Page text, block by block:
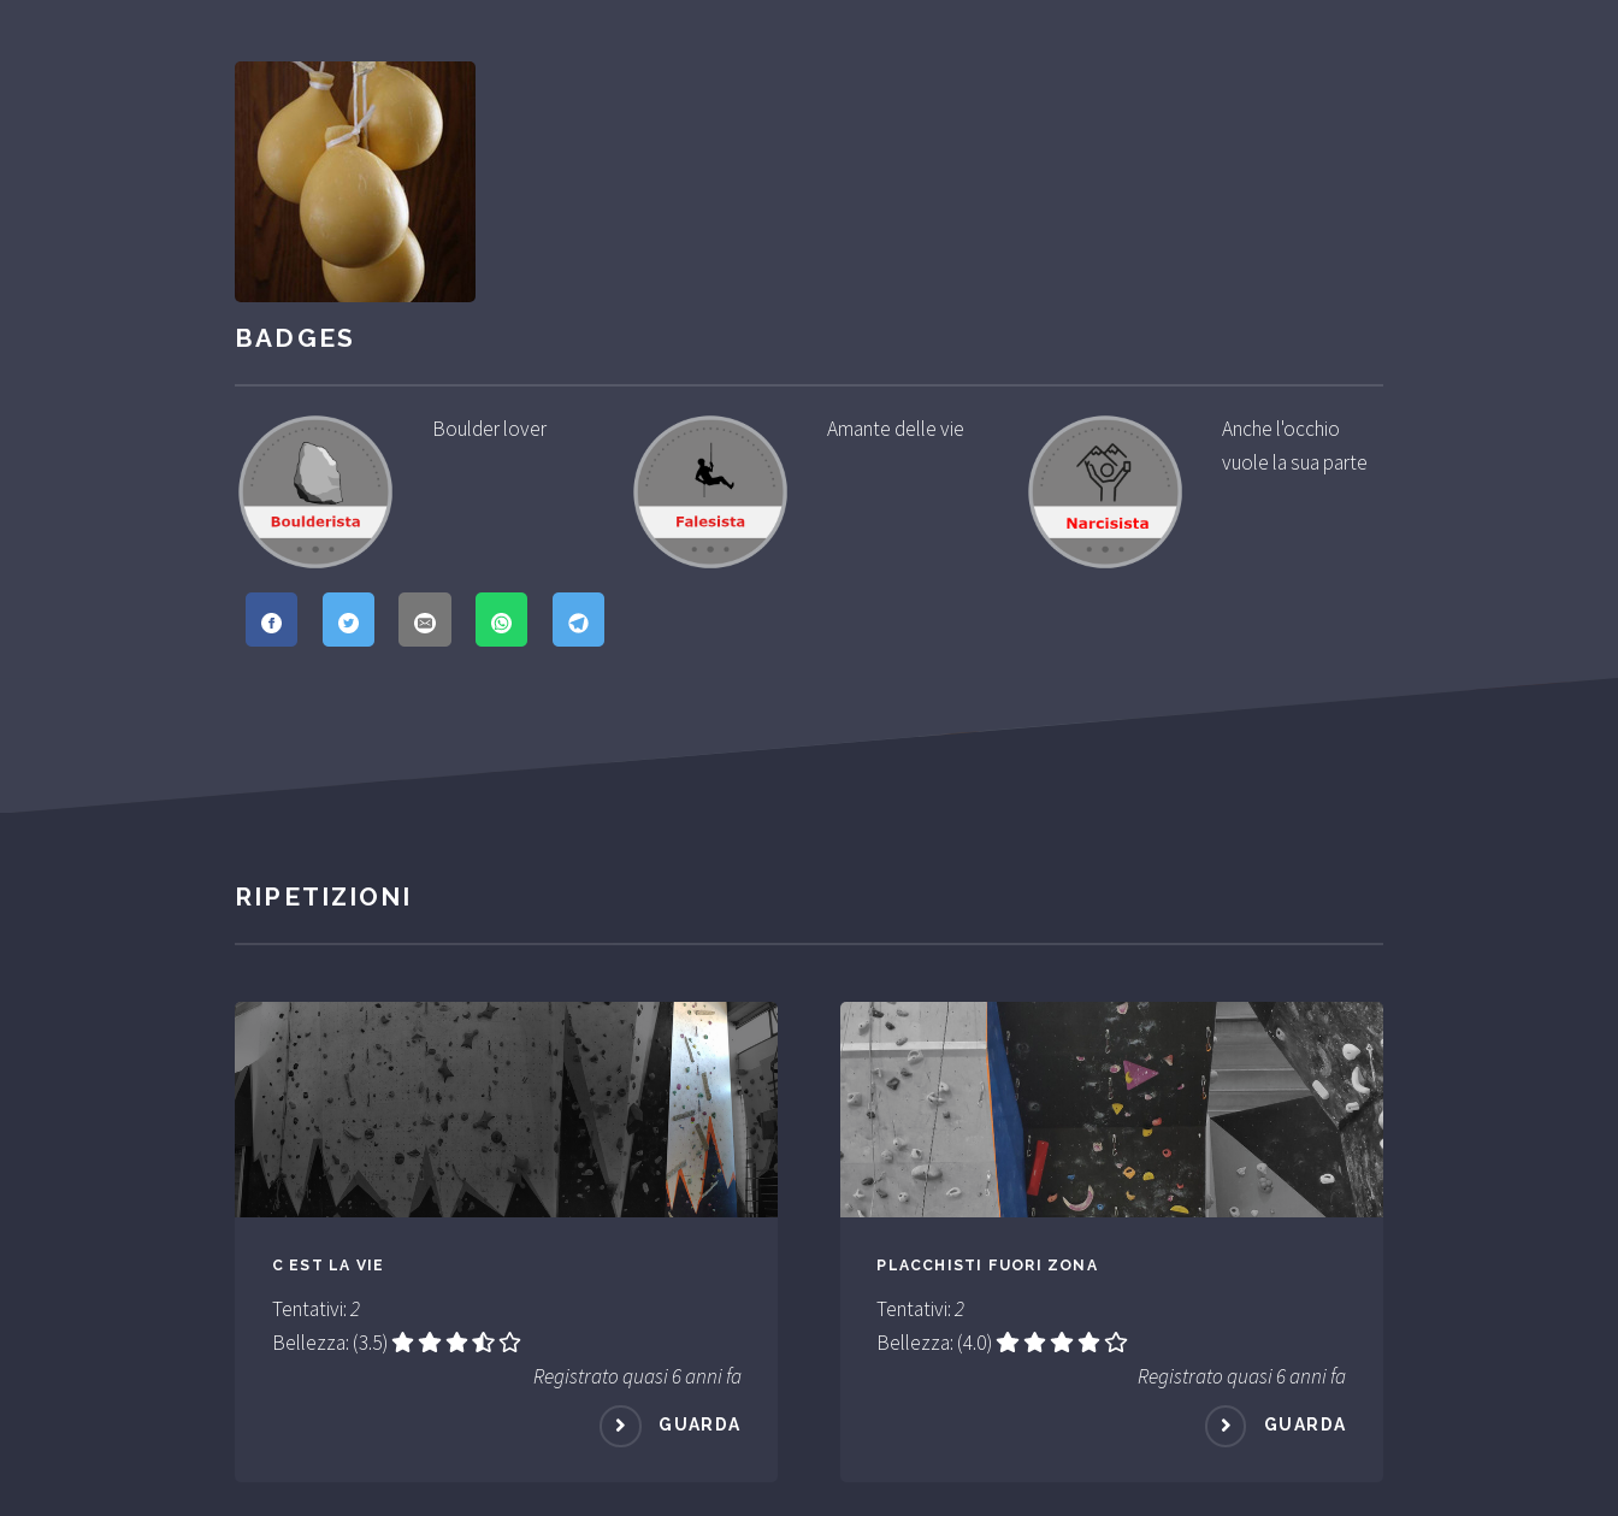
BADGES
Boulder lover Amante delle vie
Anche l'occhio
vuole la sua parte
RIPETIZIONI
C EST LA VIE
Tentativi:2
Bellezza: (3.5)
Registrato quasi 6 anni fa
GUARDA
PLACCHISTI FUORI ZONA
Tentativi:2
Bellezza: (4.0)
Registrato quasi 6 anni fa
GUARDA